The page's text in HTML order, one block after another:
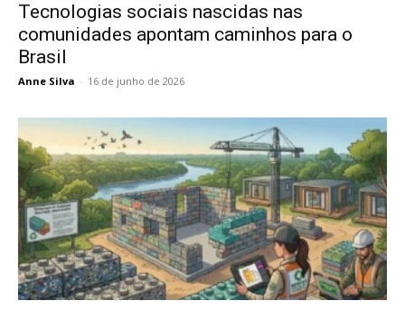
Tecnologias sociais nascidas nas
comunidades apontam caminhos para o
Brasil
Anne Silva - 16 de junho de 2026